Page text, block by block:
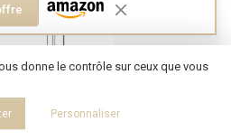
MOUSTIQUAIRES
donne le contrôle sur ceux que vous
Personnaliser